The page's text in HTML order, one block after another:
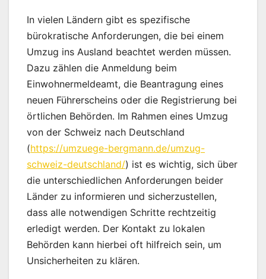
In vielen Ländern gibt es spezifische
bürokratische Anforderungen, die bei einem
Umzug ins Ausland beachtet werden müssen.
Dazu zählen die Anmeldung beim
Einwohnermeldeamt, die Beantragung eines
neuen Führerscheins oder die Registrierung bei
örtlichen Behörden. Im Rahmen eines Umzug
von der Schweiz nach Deutschland
(https://umzuege-bergmann.de/umzug-
schweiz-deutschland/) ist es wichtig, sich über
die unterschiedlichen Anforderungen beider
Länder zu informieren und sicherzustellen,
dass alle notwendigen Schritte rechtzeitig
erledigt werden. Der Kontakt zu lokalen
Behörden kann hierbei oft hilfreich sein, um
Unsicherheiten zu klären.